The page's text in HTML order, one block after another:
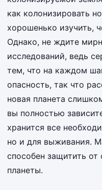
как колонизировать
хорошенько изучить,
Однако, не ждите
исследований, ведь
тем, что на каждом
опасность, так что
новая планета
вы полностью
хранится все
но и для выживания.
способен защитить
планеты.